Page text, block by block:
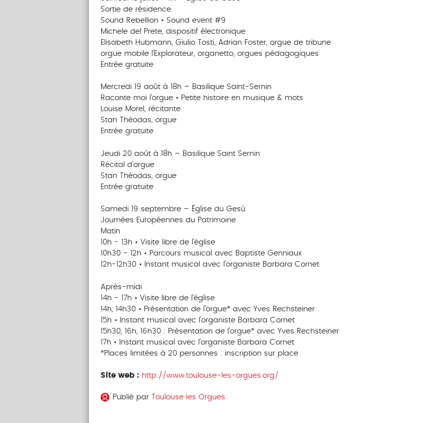
Sortie de résidence
Sound Rebellion • Sound event #9
Michele del Prete, dispositif électronique
Elisabeth Hubmann, Giulio Tosti, Adrian Foster, orgue de tribune
orgue mobile l’Explorateur, organetto, orgues pédagogiques
Entrée gratuite
Mercredi 19 août à 18h – Basilique Saint-Sernin
Raconte moi l’orgue • Petite histoire en musique & mots
Louise Morel, récitante
Stan Théodas, orgue
Entrée gratuite
Jeudi 20 août à 18h – Basilique Saint Sernin
Récital d’orgue
Stan Théodas, orgue
Entrée gratuite
Samedi 19 septembre – Église du Gesú
Journées Européennes du Patrimoine
Matin
10h - 13h • Visite libre de l’église
10h30 - 12h • Parcours musical avec Baptiste Genniaux
12h-12h30 • Instant musical avec l’organiste Barbara Cornet
Après-midi
14h - 17h • Visite libre de l’église
14h, 14h30 • Présentation de l’orgue* avec Yves Rechsteiner
15h • Instant musical avec l’organiste Barbara Cornet
15h30, 16h, 16h30 : Présentation de l’orgue* avec Yves Rechsteiner
17h • Instant musical avec l’organiste Barbara Cornet
*Places limitées à 20 personnes : inscription sur place
Site web : http://www.toulouse-les-orgues.org/
Publié par Toulouse les Orgues